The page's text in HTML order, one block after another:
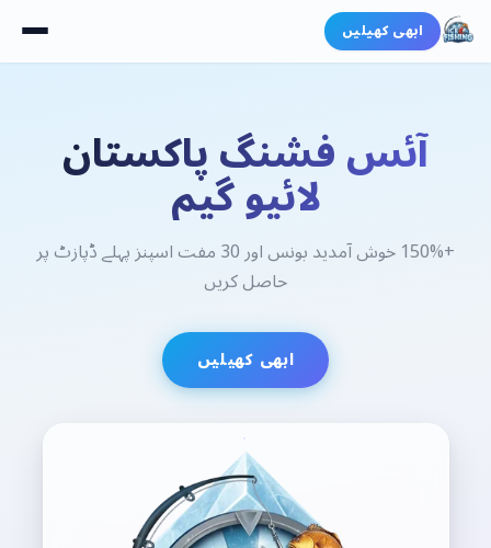
ابھی کھیلیں
آئس فشنگ پاکستان
لائیو گیم
+150% خوش آمدید بونس اور 30 مفت اسپنز پہلے ڈپازٹ پر
حاصل کریں
ابھی کھیلیں